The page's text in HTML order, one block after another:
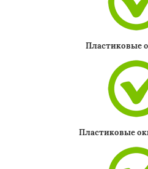
Пластиковые
Пластиковые